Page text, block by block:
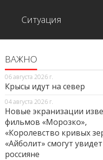
Ситуация
ВАЖНО
06 августа 2026 г.
Крысы идут на север
04 августа 2026 г.
Новые экранизации
фильмов «Морозко»,
«Королевство кривых
«Айболит» смогут
россияне